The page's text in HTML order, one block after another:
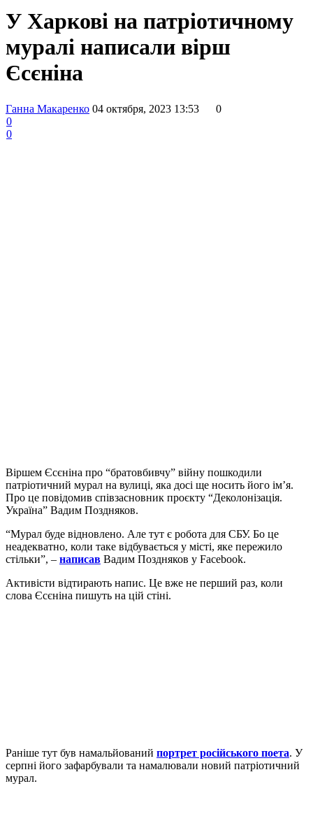
У Харкові на патріотичному
муралі написали вірш
Єсєніна
Ганна Макаренко 04 октября, 2023 13:53
0
0
0
Віршем Єсєніна про “братовбивчу” війну пошкодили
патріотичний мурал на вулиці, яка досі ще носить його ім’я.
Про це повідомив співзасновник проєкту “Деколонізація.
Україна” Вадим Поздняков.
“Мурал буде відновлено. Але тут є робота для СБУ. Бо це
неадекватно, коли таке відбувається у місті, яке пережило
стільки”, – написав Вадим Поздняков у Facebook.
Активісти відтирають напис. Це вже не перший раз, коли
слова Єсєніна пишуть на цій стіні.
Раніше тут був намальйований портрет російського поета. У
серпні його зафарбували та намалювали новий патріотичний
мурал.